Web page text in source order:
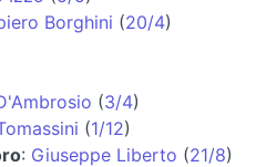
Borghini (20/4)
(3/4)
(1/12)
: Giuseppe Liberto (21/8)